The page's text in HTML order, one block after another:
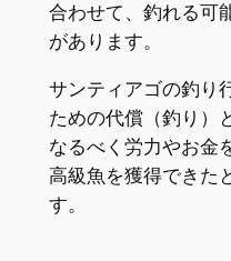
合わせて、釣れる可
があります。
サンティアゴの釣り
ための代償（釣り）
なるべく労力やお金
高級魚を獲得できた
す。